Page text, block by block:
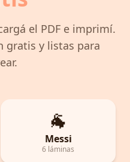
el PDF e imprimí.
gratis y listas para
🐐
Messi
6 láminas